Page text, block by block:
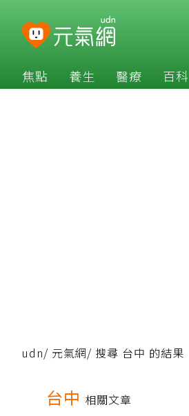
焦點 養生 醫療 百科
udn/ 元氣網/ 搜尋 台中 的結果
台中 相關文章